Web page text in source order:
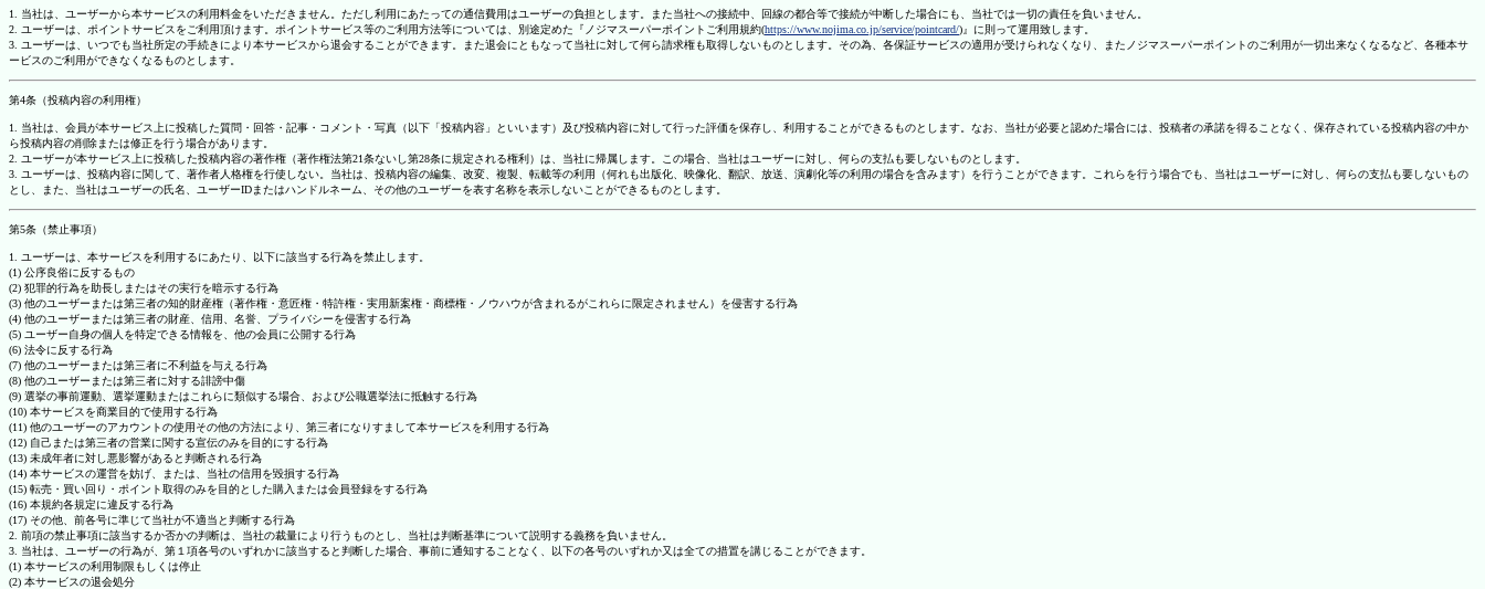
1. 当社は、ユーザーから本サービスの利用料金をいただきません。ただし利用にあたっての通信費用はユーザーの負担とします。また当社への接続中、回線の都合等で接続が中断した場合にも、当社では一切の責任を負いません。
2. ユーザーは、ポイントサービスをご利用頂けます。ポイントサービス等のご利用方法等については、別途定めた『ノジマスーパーポイントご利用規約(https://www.nojima.co.jp/service/pointcard/)』に則って運用致します。
3. ユーザーは、いつでも当社所定の手続きにより本サービスから退会することができます。また退会にともなって当社に対して何ら請求権も取得しないものとします。その為、各保証サービスの適用が受けられなくなり、またノジマスーパーポイントのご利用が一切出来なくなるなど、各種本サ
ービスのご利用ができなくなるものとします。
第4条（投稿内容の利用権）
1. 当社は、会員が本サービス上に投稿した質問・回答・記事・コメント・写真（以下「投稿内容」といいます）及び投稿内容に対して行った評価を保存し、利用することができるものとします。なお、当社が必要と認めた場合には、投稿者の承諾を得ることなく、保存されている投稿内容の中か
ら投稿内容の削除または修正を行う場合があります。
2. ユーザーが本サービス上に投稿した投稿内容の著作権（著作権法第21条ないし第28条に規定される権利）は、当社に帰属します。この場合、当社はユーザーに対し、何らの支払も要しないものとします。
3. ユーザーは、投稿内容に関して、著作者人格権を行使しない。当社は、投稿内容の編集、改変、複製、転載等の利用（何れも出版化、映像化、翻訳、放送、演劇化等の利用の場合を含みます）を行うことができます。これらを行う場合でも、当社はユーザーに対し、何らの支払も要しないもの
とし、また、当社はユーザーの氏名、ユーザーIDまたはハンドルネーム、その他のユーザーを表す名称を表示しないことができるものとします。
第5条（禁止事項）
1. ユーザーは、本サービスを利用するにあたり、以下に該当する行為を禁止します。
(1) 公序良俗に反するもの
(2) 犯罪的行為を助長しまたはその実行を暗示する行為
(3) 他のユーザーまたは第三者の知的財産権（著作権・意匠権・特許権・実用新案権・商標権・ノウハウが含まれるがこれらに限定されません）を侵害する行為
(4) 他のユーザーまたは第三者の財産、信用、名誉、プライバシーを侵害する行為
(5) ユーザー自身の個人を特定できる情報を、他の会員に公開する行為
(6) 法令に反する行為
(7) 他のユーザーまたは第三者に不利益を与える行為
(8) 他のユーザーまたは第三者に対する誹謗中傷
(9) 選挙の事前運動、選挙運動またはこれらに類似する場合、および公職選挙法に抵触する行為
(10) 本サービスを商業目的で使用する行為
(11) 他のユーザーのアカウントの使用その他の方法により、第三者になりすまして本サービスを利用する行為
(12) 自己または第三者の営業に関する宣伝のみを目的にする行為
(13) 未成年者に対し悪影響があると判断される行為
(14) 本サービスの運営を妨げ、または、当社の信用を毀損する行為
(15) 転売・買い回り・ポイント取得のみを目的とした購入または会員登録をする行為
(16) 本規約各規定に違反する行為
(17) その他、前各号に準じて当社が不適当と判断する行為
2. 前項の禁止事項に該当するか否かの判断は、当社の裁量により行うものとし、当社は判断基準について説明する義務を負いません。
3. 当社は、ユーザーの行為が、第１項各号のいずれかに該当すると判断した場合、事前に通知することなく、以下の各号のいずれか又は全ての措置を講じることができます。
(1) 本サービスの利用制限もしくは停止
(2) 本サービスの退会処分